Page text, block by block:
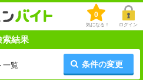
0
気になる！ ログイン
索結果
一覧 条件の変更